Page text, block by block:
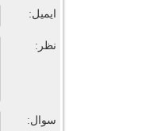
ایمیل:
نظر:
سوال: